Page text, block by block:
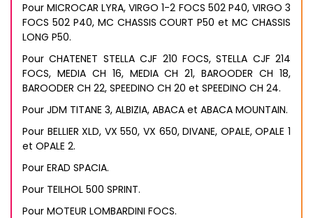
Pour MICROCAR LYRA, VIRGO 1-2 FOCS 502 P40, VIRGO 3
FOCS 502 P40, MC CHASSIS COURT P50 et MC CHASSIS
LONG P50.
Pour CHATENET STELLA CJF 210 FOCS, STELLA CJF 214
FOCS, MEDIA CH 16, MEDIA CH 21, BAROODER CH 18,
BAROODER CH 22, SPEEDINO CH 20 et SPEEDINO CH 24.
Pour JDM TITANE 3, ALBIZIA, ABACA et ABACA MOUNTAIN.
Pour BELLIER XLD, VX 550, VX 650, DIVANE, OPALE, OPALE 1
et OPALE 2.
Pour ERAD SPACIA.
Pour TEILHOL 500 SPRINT.
Pour MOTEUR LOMBARDINI FOCS.